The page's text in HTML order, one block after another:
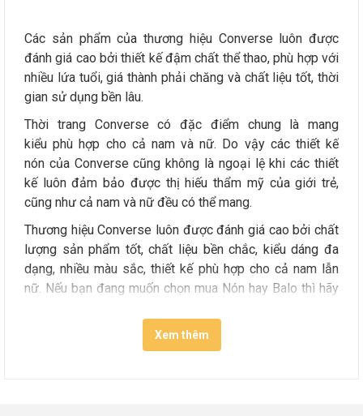
Các sản phẩm của thương hiệu Converse luôn được
đánh giá cao bởi thiết kế đậm chất thể thao, phù hợp với
nhiều lứa tuổi, giá thành phải chăng và chất liệu tốt, thời
gian sử dụng bền lâu.
Thời trang Converse có đặc điểm chung là mang
kiểu phù hợp cho cả nam và nữ. Do vậy các thiết kế
nón của Converse cũng không là ngoại lệ khi các thiết
kế luôn đảm bảo được thị hiếu thẩm mỹ của giới trẻ,
cũng như cả nam và nữ đều có thể mang.
Thương hiệu Converse luôn được đánh giá cao bởi chất
lượng sản phẩm tốt, chất liệu bền chắc, kiểu dáng đa
dạng, nhiều màu sắc, thiết kế phù hợp cho cả nam lẫn
nữ. Nếu bạn đang muốn chọn mua Nón hay Balo thì hãy
VN và chọn ngay một chiếc Nón ưng ý nhất dể sử dụng
nhé, với đầy đủ mẫu mã đa dạng, chắc chắn bạn sẽ
Xem thêm